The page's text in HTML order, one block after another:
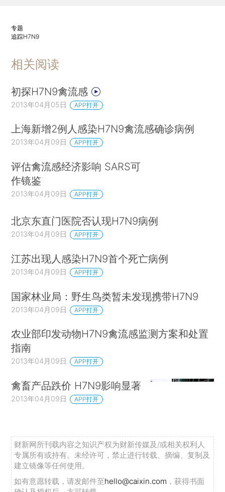
专题
追踪H7N9
相关阅读
初探H7N9禽流感
2013年04月05日 APP打开
上海新增2例人感染H7N9禽流感确诊病例
2013年04月09日 APP打开
评估禽流感经济影响 SARS可
作镜鉴
2013年04月09日 APP打开
北京东直门医院否认现H7N9病例
2013年04月09日 APP打开
江苏出现人感染H7N9首个死亡病例
2013年04月09日 APP打开
国家林业局：野生鸟类暂未发现携带H7N9
2013年04月09日 APP打开
农业部印发动物H7N9禽流感监测方案和处置
指南
2013年04月09日 APP打开
禽畜产品跌价 H7N9影响显著
2013年04月09日 APP打开
财新网所刊载内容之知识产权为财新传媒及/或相关权利人
专属所有或持有。未经许可，禁止进行转载、摘编、复制及
建立镜像等任何使用。
如有意愿转载，请发邮件至hello@caixin.com ，获得书面